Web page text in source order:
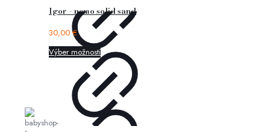
Igor – nemo solid sand
30,00€
Výber možností